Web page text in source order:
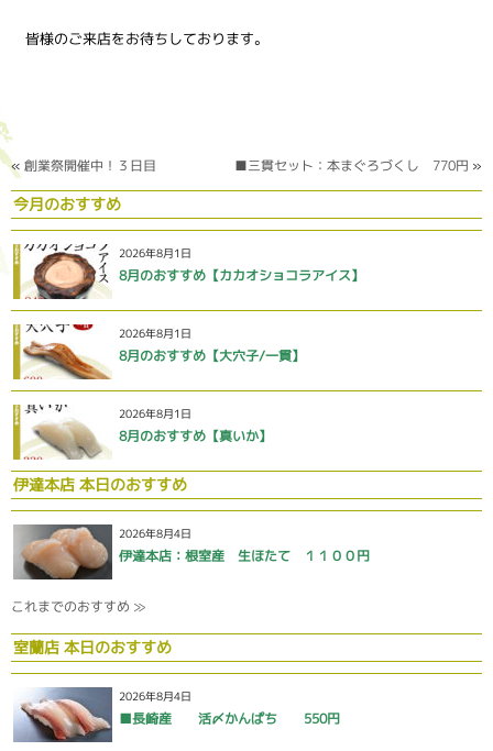
皆様のご来店をお待ちしております。
« 創業祭開催中！３日目 ■三貫セット：本まぐろづくし 770円 »
今月のおすすめ
2026年8月1日
8月のおすすめ【カカオショコラアイス】
2026年8月1日
8月のおすすめ【大穴子/一貫】
2026年8月1日
8月のおすすめ【真いか】
伊達本店 本日のおすすめ
2026年8月4日
伊達本店：根室産 生ほたて １１００円
これまでのおすすめ ≫
室蘭店 本日のおすすめ
2026年8月4日
■長崎産 活〆かんぱち 550円